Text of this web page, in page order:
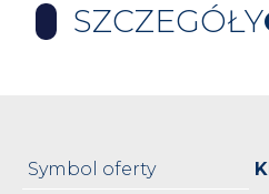
SZCZEGÓŁY
Symbol oferty